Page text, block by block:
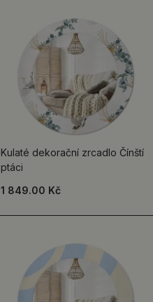
Kulaté dekorační zrcadlo Čínští
ptáci
1 849.00 Kč